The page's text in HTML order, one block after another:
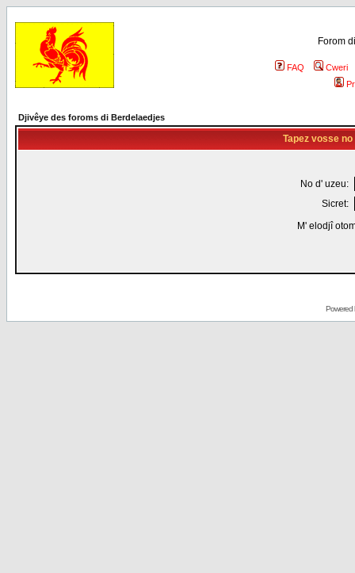
Forom
FAQ
Cweri
Djivêye des foroms di Berdelaedjes
Tapez vosse
No d' uzeu:
Sicret:
M' elodjî
Powered